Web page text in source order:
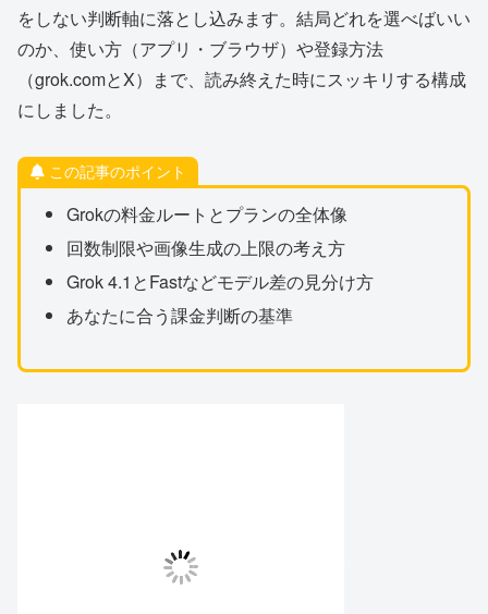
をしない判断軸に落とし込みます。結局どれを選べばいい
のか、使い方（アプリ・ブラウザ）や登録方法
（grok.comとX）まで、読み終えた時にスッキリする構成
にしました。
この記事のポイント
Grokの料金ルートとプランの全体像
回数制限や画像生成の上限の考え方
Grok 4.1とFastなどモデル差の見分け方
あなたに合う課金判断の基準